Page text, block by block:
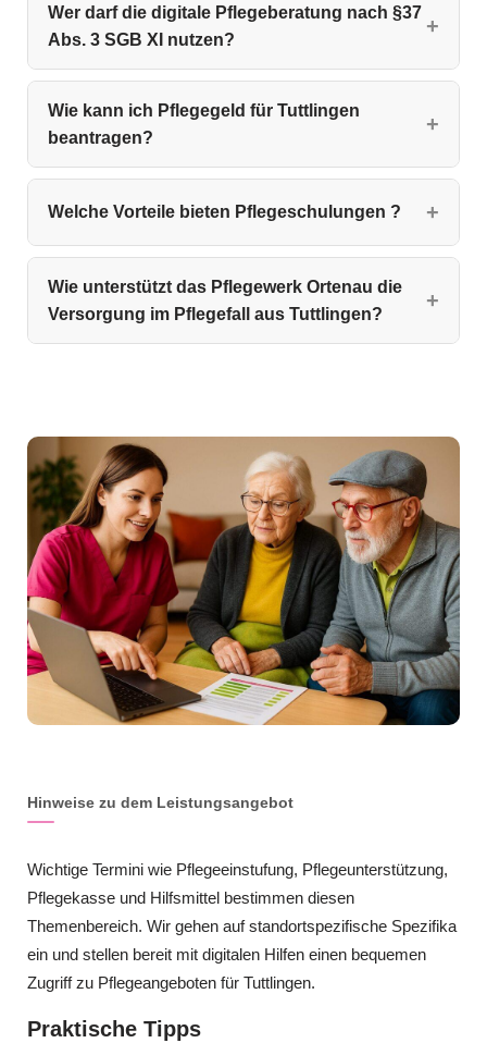
Wer darf die digitale Pflegeberatung nach §37
Abs. 3 SGB XI nutzen?
Wie kann ich Pflegegeld für Tuttlingen
beantragen?
Welche Vorteile bieten Pflegeschulungen ?
Wie unterstützt das Pflegewerk Ortenau die
Versorgung im Pflegefall aus Tuttlingen?
Hinweise zu dem Leistungsangebot
Wichtige Termini wie Pflegeeinstufung, Pflegeunterstützung,
Pflegekasse und Hilfsmittel bestimmen diesen
Themenbereich. Wir gehen auf standortspezifische Spezifika
ein und stellen bereit mit digitalen Hilfen einen bequemen
Zugriff zu Pflegeangeboten für Tuttlingen.
Praktische Tipps